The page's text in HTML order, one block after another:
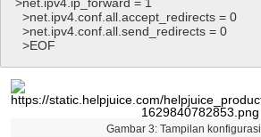
>net.ipv4.ip_forward = 1
>net.ipv4.conf.all.accept_redirects = 0
>net.ipv4.conf.all.send_redirects = 0
>EOF
Gambar 3: Tampilan konfigurasi